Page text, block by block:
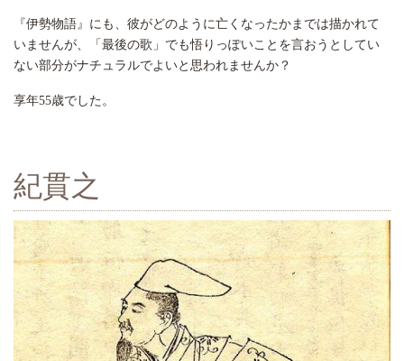
『伊勢物語』にも、彼がどのように亡くなったかまでは描かれて
いませんが、「最後の歌」でも悟りっぽいことを言おうとしてい
ない部分がナチュラルでよいと思われませんか？
享年55歳でした。
紀貫之